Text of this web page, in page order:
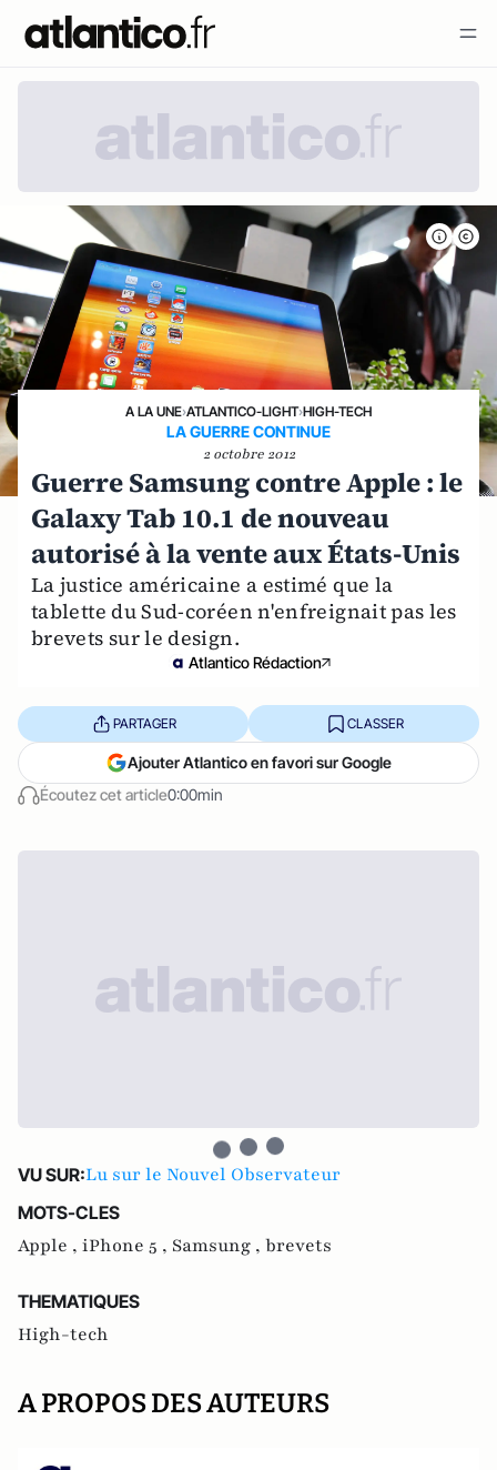
A LA UNE›ATLANTICO-LIGHT›HIGH-TECH
LA GUERRE CONTINUE
2 octobre 2012
Guerre Samsung contre Apple : le
Galaxy Tab 10.1 de nouveau
autorisé à la vente aux États-Unis
La justice américaine a estimé que la
tablette du Sud-coréen n'enfreignait pas les
brevets sur le design.
Atlantico Rédaction
Écoutez cet article0:00min
PARTAGER CLASSER
Ajouter Atlantico en favori sur Google
VU SUR:Lu sur le Nouvel Observateur
MOTS-CLES
Apple , iPhone 5 , Samsung , brevets
THEMATIQUES
High-tech
A PROPOS DES AUTEURS